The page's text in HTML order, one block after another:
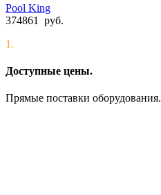
Pool King
374861
руб.
1.
Доступные цены.
Прямые поставки оборудования.